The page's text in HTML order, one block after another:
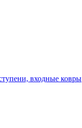
входные ковры